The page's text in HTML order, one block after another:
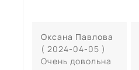
Оксана Павлова
( 2024-04-05 )
Очень довольна